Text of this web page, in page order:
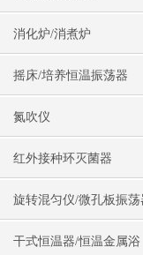
消化炉/消煮炉
摇床/培养恒温振荡器
氮吹仪
红外接种环灭菌器
旋转混匀仪/微孔板振荡
干式恒温器/恒温金属浴